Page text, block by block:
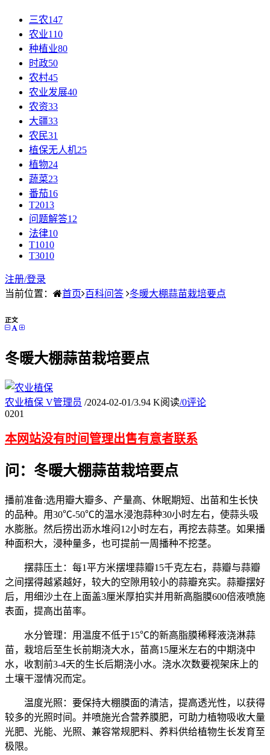
三农147
农业110
种植业80
时政50
农村45
农业发展40
农资33
大疆33
农民31
植保无人机25
植物24
蔬菜23
番茄16
T2013
问题解答12
法律10
T1010
T3010
注册/登录
当前位置：
首页 百科问答 冬暖大棚蒜苗栽培要点
正文
冬暖大棚蒜苗栽培要点
农业植保 V管理员 /2024-02-01/3.94 K阅读/0评论
0201
本网站没有时间管理出售有意者联系
问：冬暖大棚蒜苗栽培要点
播前准备:选用瓣大瓣多、产量高、休眠期短、出苗和生长快
的品种。用30℃-50℃的温水浸泡蒜种30小时左右，使蒜头吸
水膨胀。然后捞出沥水堆闷12小时左右，再挖去蒜茎。如果播
种面积大，浸种量多，也可提前一周播种不挖茎。
摆蒜压土：每1平方米摆埋蒜瓣15千克左右，蒜瓣与蒜瓣
之间摆得越紧越好，较大的空隙用较小的蒜瓣充实。蒜瓣摆好
后，用细沙土在上面盖3厘米厚拍实并用新高脂膜600倍液喷施
表面，提高出苗率。
水分管理：用温度不低于15℃的新高脂膜稀释液浇淋蒜
苗，栽培后至生长前期浇大水，苗高15厘米左右的中期浇中
水，收割前3-4天的生长后期浇小水。浇水次数要视架床上的
土壤干湿情况而定。
温度光照：要保持大棚膜面的清洁，提高透光性，以获得
较多的光照时间。并喷施光合营养膜肥，可助力植物吸收大量
光肥、光能、光照、兼容常规肥料、养料供给植物生长发育至
极限。